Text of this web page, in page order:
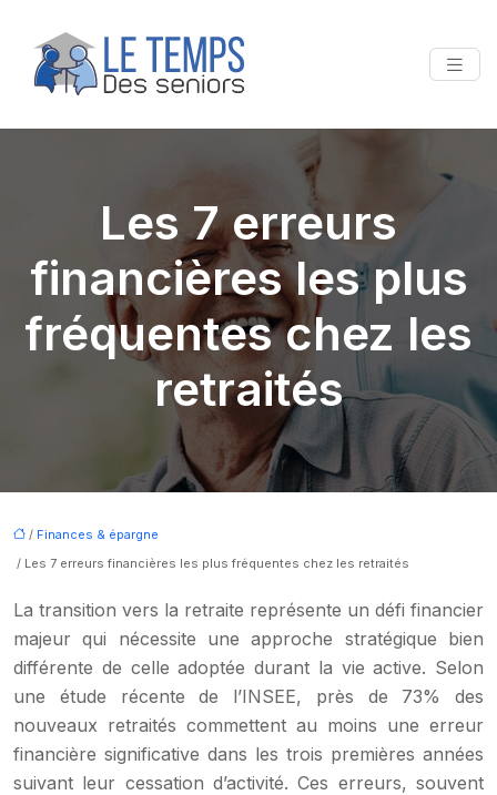
Les 7 erreurs
financières les plus
fréquentes chez les
retraités
/ Finances & épargne
/ Les 7 erreurs financières les plus fréquentes chez les retraités
La transition vers la retraite représente un défi financier
majeur qui nécessite une approche stratégique bien
différente de celle adoptée durant la vie active. Selon
une étude récente de l’INSEE, près de 73% des
nouveaux retraités commettent au moins une erreur
financière significative dans les trois premières années
suivant leur cessation d’activité. Ces erreurs, souvent